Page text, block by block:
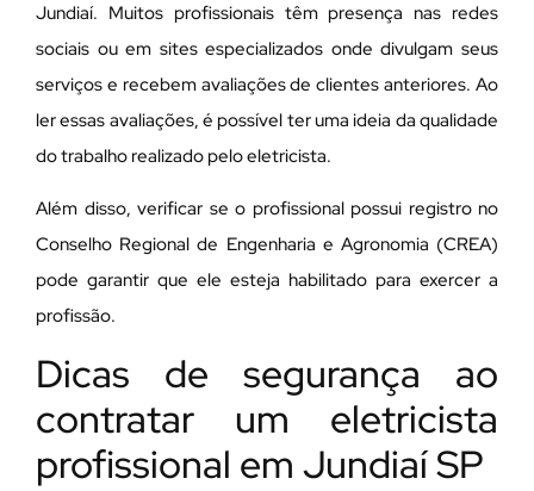
Jundiaí. Muitos profissionais têm presença nas redes
sociais ou em sites especializados onde divulgam seus
serviços e recebem avaliações de clientes anteriores. Ao
ler essas avaliações, é possível ter uma ideia da qualidade
do trabalho realizado pelo eletricista.
Além disso, verificar se o profissional possui registro no
Conselho Regional de Engenharia e Agronomia (CREA)
pode garantir que ele esteja habilitado para exercer a
profissão.
Dicas de segurança ao
contratar um eletricista
profissional em Jundiaí SP